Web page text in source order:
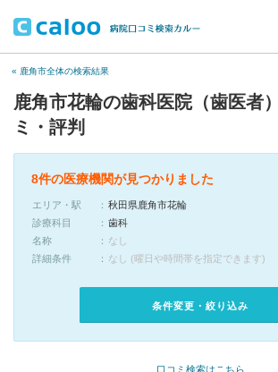
« 鹿角市全体の検索結果
鹿角市花輪の歯科医院（歯医者）
ミ・評判
8件の医療機関が見つかりました
エリア・駅
秋田県鹿角市花輪
診療科目
歯科
名称
なし
詳細条件
なし (曜日や時間帯を指定できます)
条件変更・絞り込み
口コミ検索はこちら